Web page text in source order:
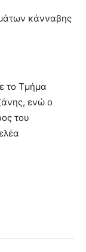
κάνναβης
το Τμήμα
ενώ ο
του